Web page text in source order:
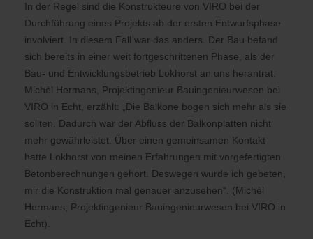
In der Regel sind die Konstrukteure von VIRO bei der
Durchführung eines Projekts ab der ersten Entwurfsphase
involviert. In diesem Fall war das anders. Der Bau befand
sich bereits in einer weit fortgeschrittenen Phase, als der
Bau- und Entwicklungsbetrieb Lokhorst an uns herantrat.
Michèl Hermans, Projektingenieur Bauingenieurwesen bei
VIRO in Echt, erzählt: „Die Balkone bogen sich mehr als sie
sollten. Dadurch war der Abfluss der Balkonplatten nicht
mehr gewährleistet. Über einen gemeinsamen Kontakt
hatte Lokhorst von meinen Erfahrungen mit vorgefertigten
Betonberechnungen gehört. Deswegen wurde ich gebeten,
mir die Konstruktion mal genauer anzusehen“. (Michèl
Hermans, Projektingenieur Bauingenieurwesen bei VIRO in
Echt).